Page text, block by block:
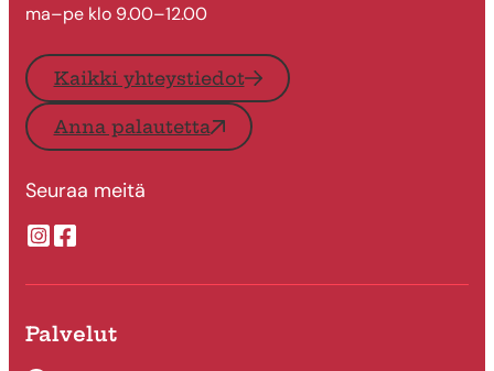
ma–pe klo 9.00–12.00
Kaikki yhteystiedot
Anna palautetta
Seuraa meitä
Suonenjoen kaupungin Instragram
Suonenjoen kaupungin Facebook
Palvelut